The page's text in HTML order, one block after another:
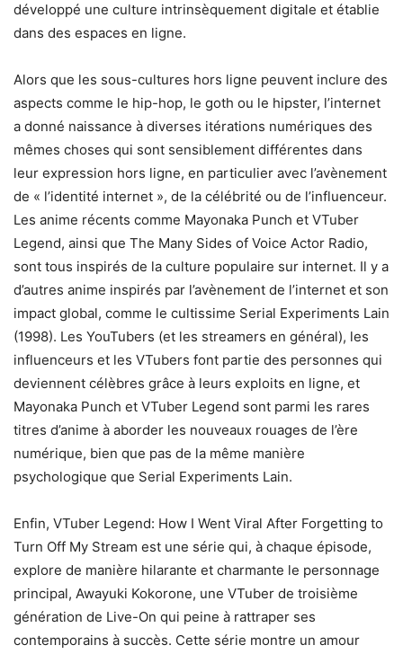
développé une culture intrinsèquement digitale et établie
dans des espaces en ligne.
Alors que les sous-cultures hors ligne peuvent inclure des
aspects comme le hip-hop, le goth ou le hipster, l’internet
a donné naissance à diverses itérations numériques des
mêmes choses qui sont sensiblement différentes dans
leur expression hors ligne, en particulier avec l’avènement
de « l’identité internet », de la célébrité ou de l’influenceur.
Les anime récents comme Mayonaka Punch et VTuber
Legend, ainsi que The Many Sides of Voice Actor Radio,
sont tous inspirés de la culture populaire sur internet. Il y a
d’autres anime inspirés par l’avènement de l’internet et son
impact global, comme le cultissime Serial Experiments Lain
(1998). Les YouTubers (et les streamers en général), les
influenceurs et les VTubers font partie des personnes qui
deviennent célèbres grâce à leurs exploits en ligne, et
Mayonaka Punch et VTuber Legend sont parmi les rares
titres d’anime à aborder les nouveaux rouages de l’ère
numérique, bien que pas de la même manière
psychologique que Serial Experiments Lain.
Enfin, VTuber Legend: How I Went Viral After Forgetting to
Turn Off My Stream est une série qui, à chaque épisode,
explore de manière hilarante et charmante le personnage
principal, Awayuki Kokorone, une VTuber de troisième
génération de Live-On qui peine à rattraper ses
contemporains à succès. Cette série montre un amour